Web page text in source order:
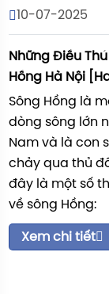
10-07-2025
Những Điều
Hồng Hà Nội
Sông Hồng là
dòng sông lớn
Nam và là con
chảy qua thủ
đây là một số
về sông Hồng:
Xem chi tiết